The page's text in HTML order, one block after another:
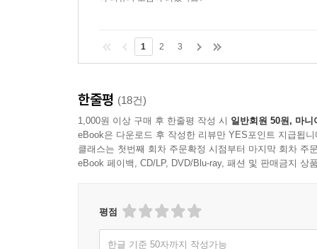
1 2 3
한줄평 (18건)
1,000원 이상 구매 후 한줄평 작성 시 일반회원 50원, 마니
eBook은 다운로드 후 작성한 리뷰만 YES포인트 지급됩니
클래스는 첫번째 회차 주문확정 시점부터 마지막 회차 주
eBook 페이백, CD/LP, DVD/Blu-ray, 패션 및 판매금지 상
평점
한글 기준 50자까지 작성가능